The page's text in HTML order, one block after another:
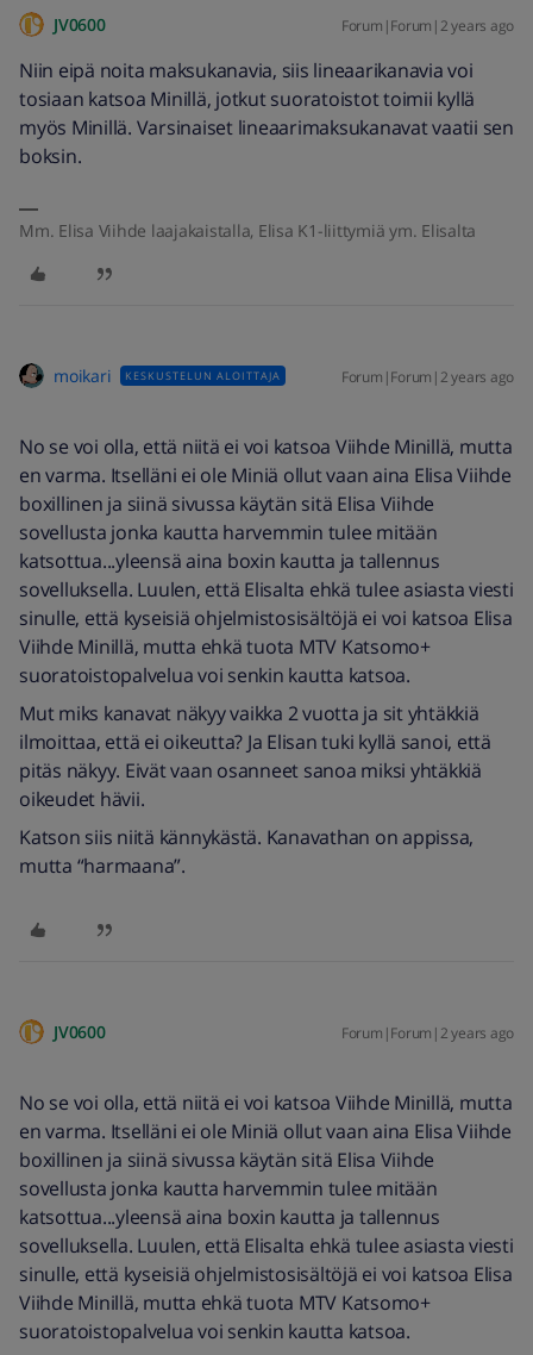
JV0600 Forum|Forum|2 years ago
Niin eipä noita maksukanavia, siis lineaarikanavia voi
tosiaan katsoa Minillä, jotkut suoratoistot toimii kyllä
myös Minillä. Varsinaiset lineaarimaksukanavat vaatii sen
boksin.
Mm. Elisa Viihde laajakaistalla, Elisa K1-liittymiä ym. Elisalta
moikari KESKUSTELUN ALOITTAJA Forum|Forum|2 years ago
No se voi olla, että niitä ei voi katsoa Viihde Minillä, mutta
en varma. Itselläni ei ole Miniä ollut vaan aina Elisa Viihde
boxillinen ja siinä sivussa käytän sitä Elisa Viihde
sovellusta jonka kautta harvemmin tulee mitään
katsottua...yleensä aina boxin kautta ja tallennus
sovelluksella. Luulen, että Elisalta ehkä tulee asiasta viesti
sinulle, että kyseisiä ohjelmistosisältöjä ei voi katsoa Elisa
Viihde Minillä, mutta ehkä tuota MTV Katsomo+
suoratoistopalvelua voi senkin kautta katsoa.
Mut miks kanavat näkyy vaikka 2 vuotta ja sit yhtäkkiä
ilmoittaa, että ei oikeutta? Ja Elisan tuki kyllä sanoi, että
pitäs näkyy. Eivät vaan osanneet sanoa miksi yhtäkkiä
oikeudet hävii.
Katson siis niitä kännykästä. Kanavathan on appissa,
mutta “harmaana”.
JV0600 Forum|Forum|2 years ago
No se voi olla, että niitä ei voi katsoa Viihde Minillä, mutta
en varma. Itselläni ei ole Miniä ollut vaan aina Elisa Viihde
boxillinen ja siinä sivussa käytän sitä Elisa Viihde
sovellusta jonka kautta harvemmin tulee mitään
katsottua...yleensä aina boxin kautta ja tallennus
sovelluksella. Luulen, että Elisalta ehkä tulee asiasta viesti
sinulle, että kyseisiä ohjelmistosisältöjä ei voi katsoa Elisa
Viihde Minillä, mutta ehkä tuota MTV Katsomo+
suoratoistopalvelua voi senkin kautta katsoa.